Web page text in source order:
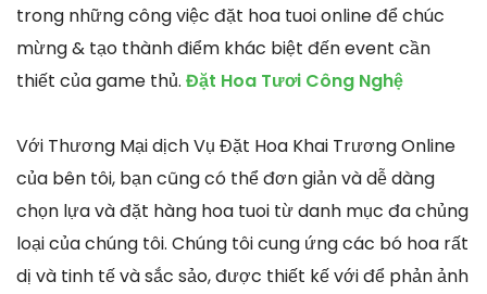
trong những công việc đặt hoa tuoi online để chúc
mừng & tạo thành điểm khác biệt đến event cần
thiết của game thủ. Đặt Hoa Tươi Công Nghệ
Với Thương Mại dịch Vụ Đặt Hoa Khai Trương Online
của bên tôi, bạn cũng có thể đơn giản và dễ dàng
chọn lựa và đặt hàng hoa tuoi từ danh mục đa chủng
loại của chúng tôi. Chúng tôi cung ứng các bó hoa rất
dị và tinh tế và sắc sảo, được thiết kế với để phản ảnh